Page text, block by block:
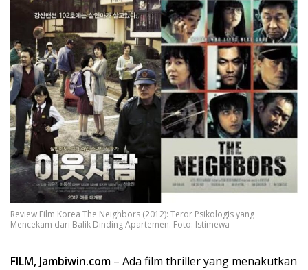
Review Film Korea The Neighbors (2012): Teror Psikologis yang
Mencekam dari Balik Dinding Apartemen. Foto: Istimewa
FILM, Jambiwin.com – Ada film thriller yang menakutkan